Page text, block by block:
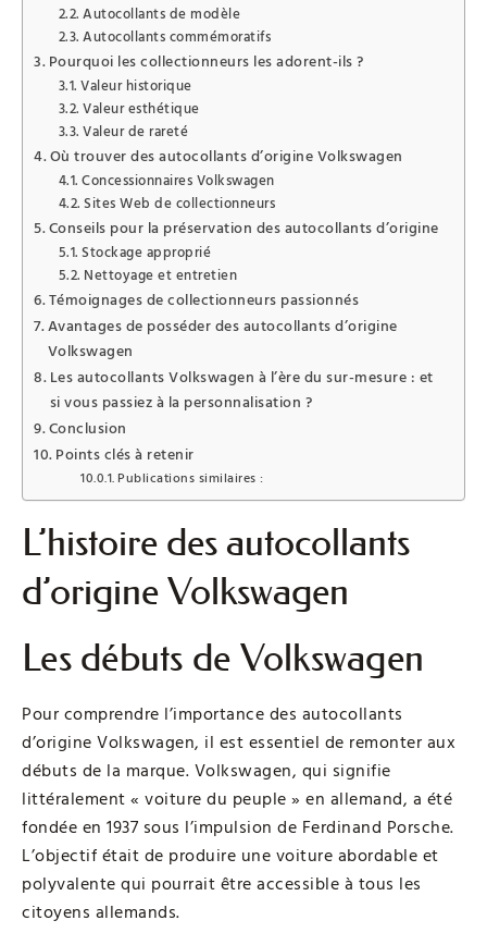
Autocollants de modèle
Autocollants commémoratifs
Pourquoi les collectionneurs les adorent-ils ?
Valeur historique
Valeur esthétique
Valeur de rareté
Où trouver des autocollants d’origine Volkswagen
Concessionnaires Volkswagen
Sites Web de collectionneurs
Conseils pour la préservation des autocollants d’origine
Stockage approprié
Nettoyage et entretien
Témoignages de collectionneurs passionnés
Avantages de posséder des autocollants d’origine
Volkswagen
Les autocollants Volkswagen à l’ère du sur-mesure : et
si vous passiez à la personnalisation ?
Conclusion
Points clés à retenir
Publications similaires :
L’histoire des autocollants
d’origine Volkswagen
Les débuts de Volkswagen
Pour comprendre l’importance des autocollants
d’origine Volkswagen, il est essentiel de remonter aux
débuts de la marque. Volkswagen, qui signifie
littéralement « voiture du peuple » en allemand, a été
fondée en 1937 sous l’impulsion de Ferdinand Porsche.
L’objectif était de produire une voiture abordable et
polyvalente qui pourrait être accessible à tous les
citoyens allemands.